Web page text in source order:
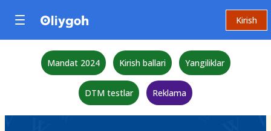
Kirish
Mandat 2024 Kirish ballari Yangiliklar
DTM testlar Reklama